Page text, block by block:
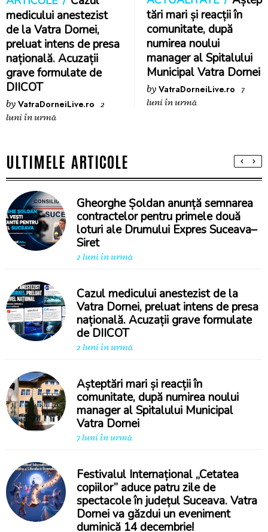
medicului anestezist
de la Vatra Dornei,
preluat intens de presa
națională. Acuzații
grave formulate de
DIICOT
by VatraDorneiLive.ro 2
luni în urmă
tări mari și reacții în
comunitate, după
numirea noului
manager al Spitalului
Municipal Vatra Dornei
by VatraDorneiLive.ro
7
luni în urmă
ULTIMELE ARTICOLE
Gheorghe Șoldan anunță semnarea
contractelor pentru primele două
loturi ale Drumului Expres Suceava–
Siret
2 luni în urmă
Cazul medicului anestezist de la
Vatra Dornei, preluat intens de presa
națională. Acuzații grave formulate
de DIICOT
2 luni în urmă
Așteptări mari și reacții în
comunitate, după numirea noului
manager al Spitalului Municipal
Vatra Dornei
7 luni în urmă
Festivalul Internațional „Cetatea
copiilor” aduce patru zile de
spectacole în județul Suceava. Vatra
Dornei va găzdui un eveniment
duminică 14 decembrie!